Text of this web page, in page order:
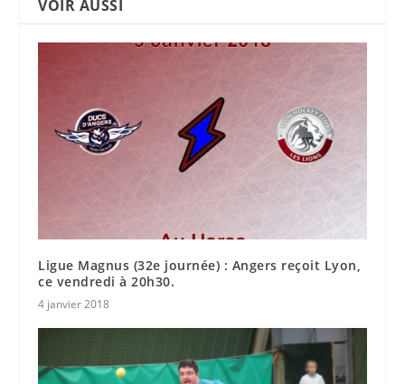
VOIR AUSSI
Ligue Magnus (32e journée) : Angers reçoit Lyon,
ce vendredi à 20h30.
4 janvier 2018